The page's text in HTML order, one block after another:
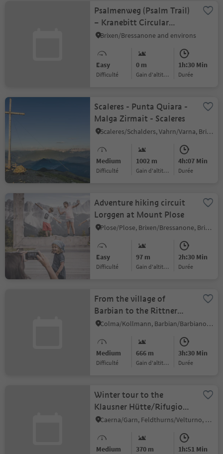
Psalmenweg (Psalm Trail)
– Kranebitt Circular
Hiking Tour
Brixen/Bressanone and environs
Easy
Difficulté
0 m
Gain d'altitude
1h:30 Min
durée
Scaleres - Punta Quiara -
Malga Zirmait - Scaleres
Scaleres/Schalders, Vahrn/Varna, Brixen/Bressanone and environs
Medium
Difficulté
1002 m
Gain d'altitude
4h:07 Min
durée
Adventure hiking circuit
Lorggen at Mount Plose
Plose/Plose, Brixen/Bressanone, Brixen/Bressanone and environs
Easy
Difficulté
97 m
Gain d'altitude
2h:30 Min
durée
From the village of
Barbian to the Rittner
Horn
Colma/Kollmann, Barbian/Barbiano, Brixen/Bressanone and environs
Medium
Difficulté
666 m
Gain d'altitude
3h:30 Min
durée
Winter tour to the
Klausner Hütte/Rifugio
Chiusa
Caerna/Garn, Feldthurns/Velturno, Brixen/Bressanone and environs
Medium 370 m 1h:51 Min